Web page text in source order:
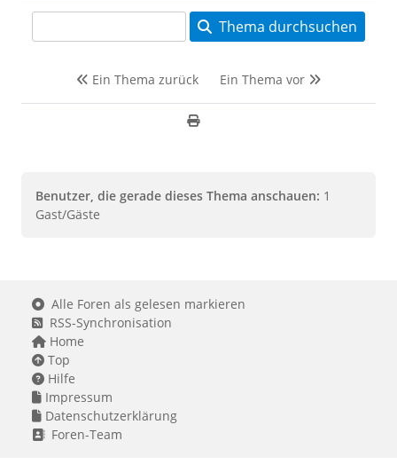
Thema durchsuchen
Ein Thema zurück Ein Thema vor
Benutzer, die gerade dieses Thema anschauen: 1
Gast/Gäste
Alle Foren als gelesen markieren
RSS-Synchronisation
Home
Top
Hilfe
Impressum
Datenschutzerklärung
Foren-Team